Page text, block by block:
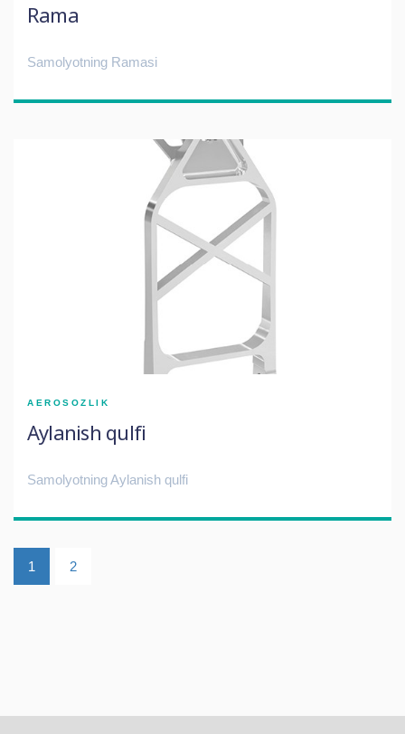
Rama
Samolyotning Ramasi
AEROSOZLIK
Aylanish qulfi
Samolyotning Aylanish qulfi
1 2